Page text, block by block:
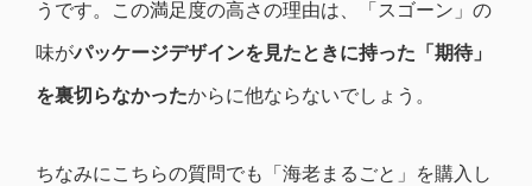
うです。この満足度の高さの理由は、「スゴーン」の
味がパッケージデザインを見たときに持った「期待」
を裏切らなかったからに他ならないでしょう。
ちなみにこちらの質問でも「海老まるごと」を購入し